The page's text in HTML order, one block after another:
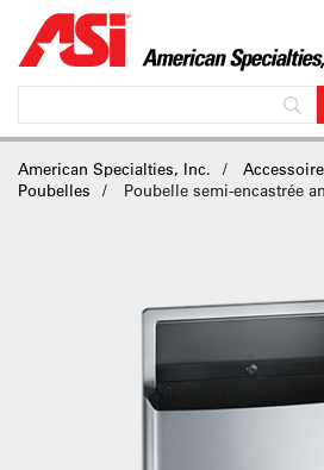
American Specialties, Inc.
Poubelles
Poubelle semi-encastrée